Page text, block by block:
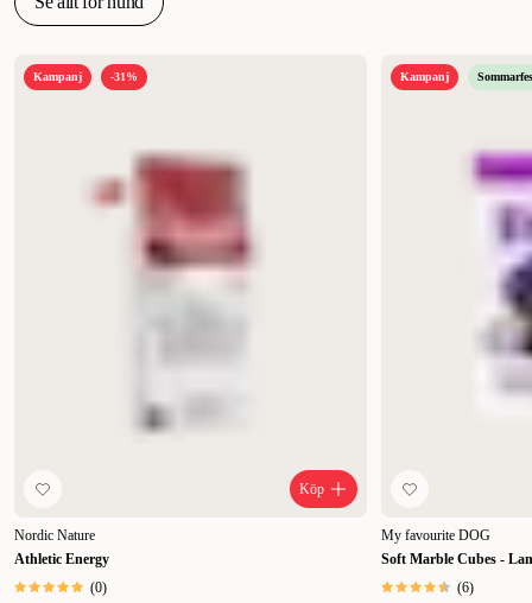
Kampanj -31%
Köp
Nordic Nature
Athletic Energy
(0)
Kampanj
My favourite DOG
Soft Marble Cubes -
(6)